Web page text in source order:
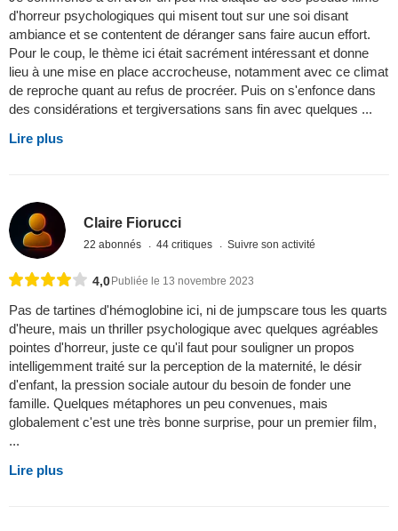
d'horreur psychologiques qui misent tout sur une soi disant
ambiance et se contentent de déranger sans faire aucun effort.
Pour le coup, le thème ici était sacrément intéressant et donne
lieu à une mise en place accrocheuse, notamment avec ce climat
de reproche quant au refus de procréer. Puis on s'enfonce dans
des considérations et tergiversations sans fin avec quelques ...
Lire plus
Claire Fiorucci
22 abonnés 44 critiques Suivre son activité
4,0 Publiée le 13 novembre 2023
Pas de tartines d'hémoglobine ici, ni de jumpscare tous les quarts
d'heure, mais un thriller psychologique avec quelques agréables
pointes d'horreur, juste ce qu'il faut pour souligner un propos
intelligemment traité sur la perception de la maternité, le désir
d'enfant, la pression sociale autour du besoin de fonder une
famille. Quelques métaphores un peu convenues, mais
globalement c'est une très bonne surprise, pour un premier film,
...
Lire plus